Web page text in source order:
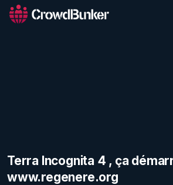
Terra Incognita 4 , ça
www.regenere.org